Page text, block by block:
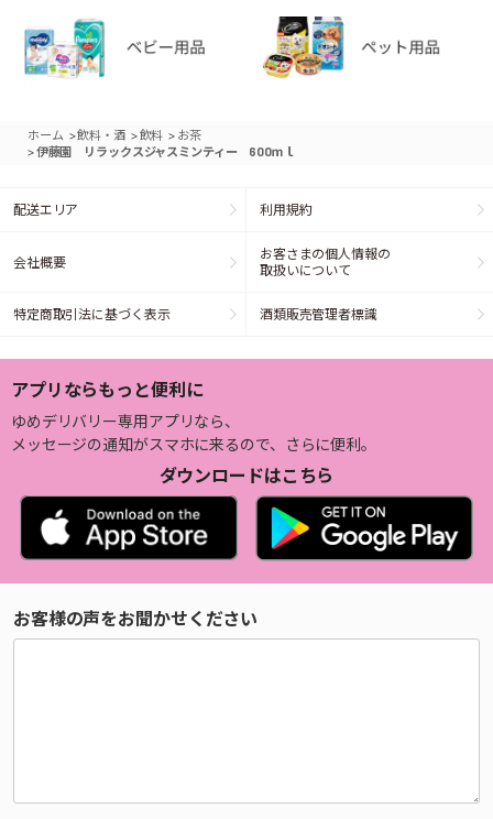
ホーム >飲料・酒 >飲料 > お茶
>伊藤園 リラックスジャスミンティー 600ｍｌ
配送エリア 利用規約
会社概要
お客さまの個人情報の
取扱いについて
特定商取引法に基づく表示 酒類販売管理者標識
アプリならもっと便利に
ゆめデリバリー専用アプリなら、
メッセージの通知がスマホに来るので、さらに便利。
ダウンロードはこちら
お客様の声をお聞かせください